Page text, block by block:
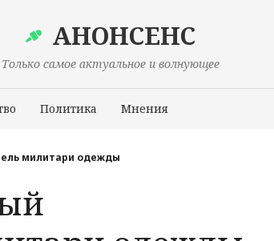
АНОНСЕНС
Только самое актуальное и волнующее
Политика Мнения
Происшествия
милитари одежды